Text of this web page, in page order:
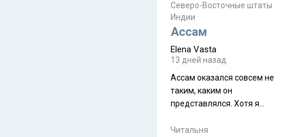
аккаунты
Северо-Восточные штаты
Индии
Ассам
Elena Vasta
13 дней назад
Ассам оказался совсем не
таким, каким он
представлялся. Хотя я
краешек, но все же схватила
Читальня